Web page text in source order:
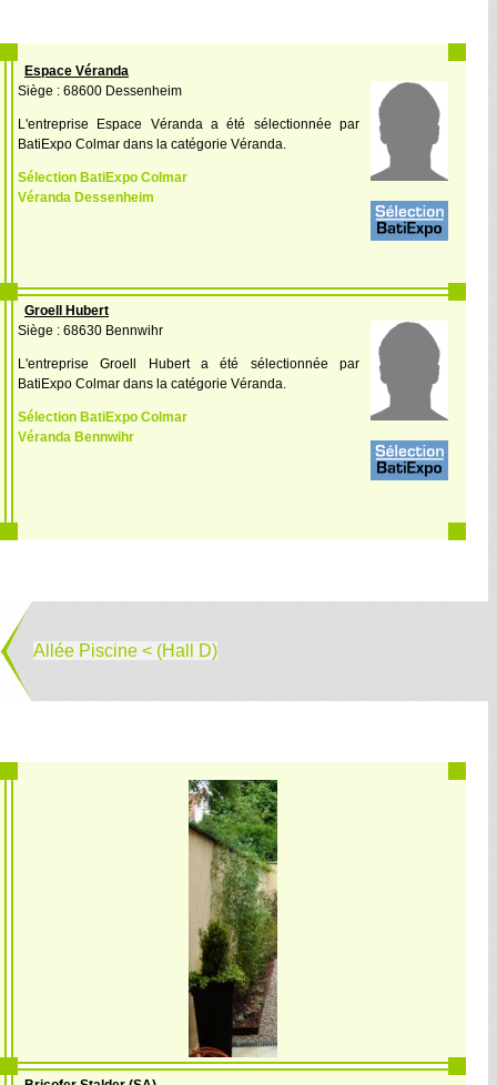
Espace Véranda
Siège : 68600 Dessenheim
L'entreprise Espace Véranda a été sélectionnée par
BatiExpo Colmar dans la catégorie Véranda.
Sélection BatiExpo Colmar
Véranda Dessenheim
Groell Hubert
Siège : 68630 Bennwihr
L'entreprise Groell Hubert a été sélectionnée par
BatiExpo Colmar dans la catégorie Véranda.
Sélection BatiExpo Colmar
Véranda Bennwihr
Allée Piscine < (Hall D)